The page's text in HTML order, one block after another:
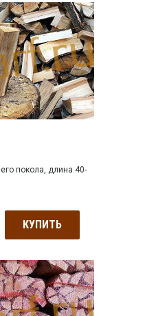
покола, длина 40-
КУПИТЬ